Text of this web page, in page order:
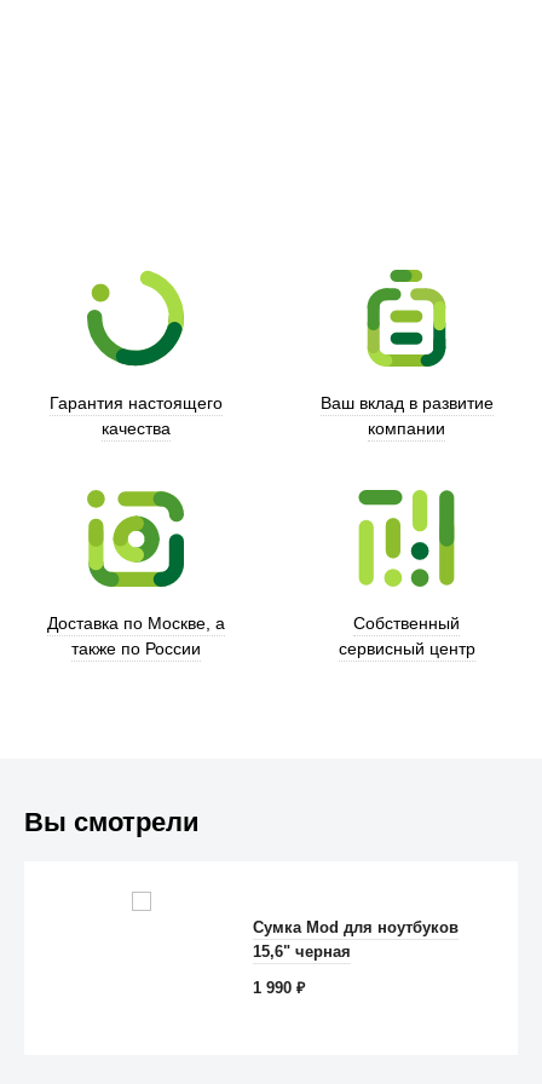
Гарантия настоящего
качества
Ваш вклад в развитие
компании
Доставка по Москве, а
также по России
Собственный
сервисный центр
Вы смотрели
Сумка Mod для ноутбуков
15,6" черная
1 990₽